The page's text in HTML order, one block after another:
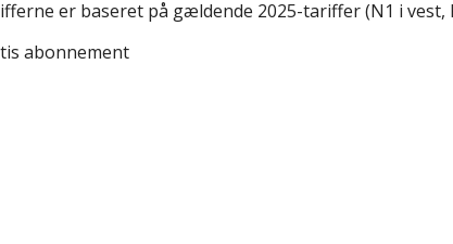
er baseret på gældende 2025-tariffer (N1 i vest,
abonnement